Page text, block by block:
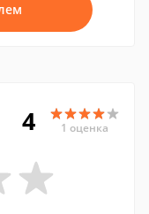
4 1 оценка